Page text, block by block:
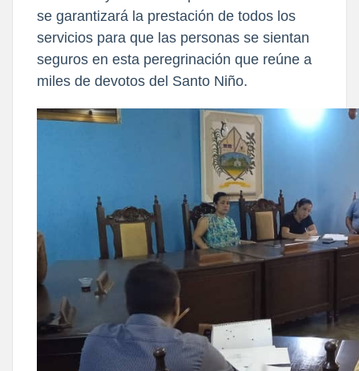
se garantizará la prestación de todos los
servicios para que las personas se sientan
seguros en esta peregrinación que reúne a
miles de devotos del Santo Niño.